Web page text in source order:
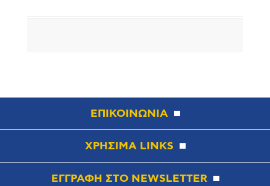
ΕΠΙΚΟΙΝΩΝΙΑ
ΧΡΗΣΙΜΑ LINKS
ΕΓΓΡΑΦΗ ΣΤΟ NEWSLETTER